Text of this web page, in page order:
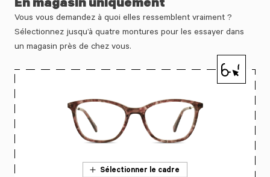
En magasin uniquement
Vous vous demandez à quoi elles ressemblent vraiment ?
Sélectionnez jusqu’à quatre montures pour les essayer dans
un magasin près de chez vous.
Sélectionner le cadre